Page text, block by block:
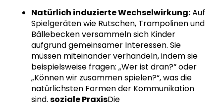
Natürlich induzierte Wechselwirkung:Auf
Spielgeräten wie Rutschen, Trampolinen und
Bällebecken versammeln sich Kinder
aufgrund gemeinsamer Interessen. Sie
müssen miteinander verhandeln, indem sie
beispielsweise fragen: „Wer ist dran?“ oder
„Können wir zusammen spielen?“, was die
natürlichsten Formen der Kommunikation
sind. soziale PraxisDie